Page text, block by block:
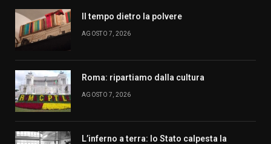
Il tempo dietro la polvere
AGOSTO 7, 2026
Roma: ripartiamo dalla cultura
AGOSTO 7, 2026
L’inferno a terra: lo Stato calpesta la